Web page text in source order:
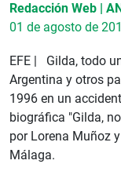
Redacción Web |
01 de agosto de
EFE | Gilda, todo
Argentina y otros
1996 en un
biográfica "Gilda,
por Lorena Muñoz
Málaga.